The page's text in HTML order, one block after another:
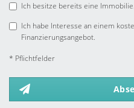
Ich besitze bereits eine Immobilie.
Ich habe Interesse an einem
Finanzierungsangebot.
* Pflichtfelder